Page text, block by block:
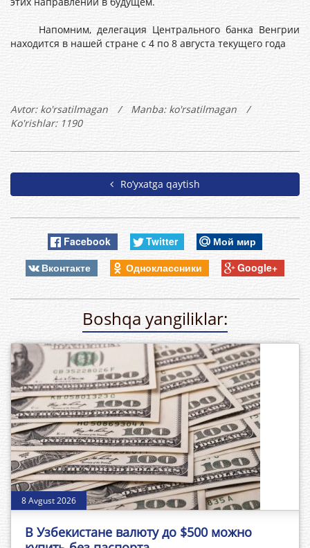
Напомним, делегация Центрального банка Венгрии
находится в нашей стране с 4 по 8 августа текущего года
Avtor: ko'rsatilmagan / Manba: ko'rsatilmagan
/
Ko'rishlar: 1190
Ro’yxatga qaytish
Facebook Twitter
Мой мир
Вконтакте
Одноклассники Google+
Boshqa yangiliklar:
8 Avgust 2026
В Узбекистане валюту до $500 можно